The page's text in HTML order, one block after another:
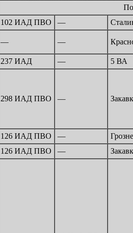
102 ИАД ПВО —
— —
237 ИАД — 5 ВА
298 ИАД ПВО —
126 ИАД ПВО —
126 ИАД ПВО —